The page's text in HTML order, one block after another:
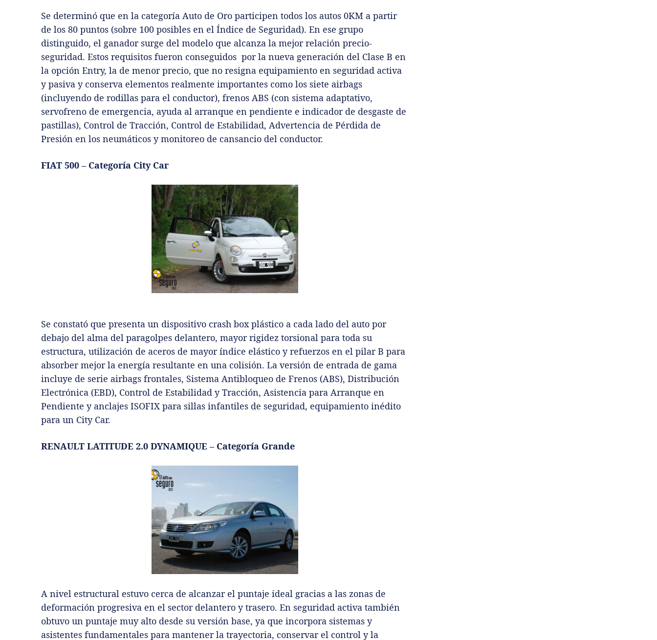
Se determinó que en la categoría Auto de Oro participen todos los autos 0KM a partir
de los 80 puntos (sobre 100 posibles en el Índice de Seguridad). En ese grupo
distinguido, el ganador surge del modelo que alcanza la mejor relación precio-
seguridad. Estos requisitos fueron conseguidos por la nueva generación del Clase B en
la opción Entry, la de menor precio, que no resigna equipamiento en seguridad activa
y pasiva y conserva elementos realmente importantes como los siete airbags
(incluyendo de rodillas para el conductor), frenos ABS (con sistema adaptativo,
servofreno de emergencia, ayuda al arranque en pendiente e indicador de desgaste de
pastillas), Control de Tracción, Control de Estabilidad, Advertencia de Pérdida de
Presión en los neumáticos y monitoreo de cansancio del conductor.
FIAT 500 – Categoría City Car
Se constató que presenta un dispositivo crash box plástico a cada lado del auto por
debajo del alma del paragolpes delantero, mayor rigidez torsional para toda su
estructura, utilización de aceros de mayor índice elástico y refuerzos en el pilar B para
absorber mejor la energía resultante en una colisión. La versión de entrada de gama
incluye de serie airbags frontales, Sistema Antibloqueo de Frenos (ABS), Distribución
Electrónica (EBD), Control de Estabilidad y Tracción, Asistencia para Arranque en
Pendiente y anclajes ISOFIX para sillas infantiles de seguridad, equipamiento inédito
para un City Car.
RENAULT LATITUDE 2.0 DYNAMIQUE – Categoría Grande
A nivel estructural estuvo cerca de alcanzar el puntaje ideal gracias a las zonas de
deformación progresiva en el sector delantero y trasero. En seguridad activa también
obtuvo un puntaje muy alto desde su versión base, ya que incorpora sistemas y
asistentes fundamentales para mantener la trayectoria, conservar el control y la